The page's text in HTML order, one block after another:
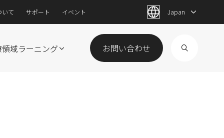
いて サポート イベント Japan
域ラーニング お問い合わせ​